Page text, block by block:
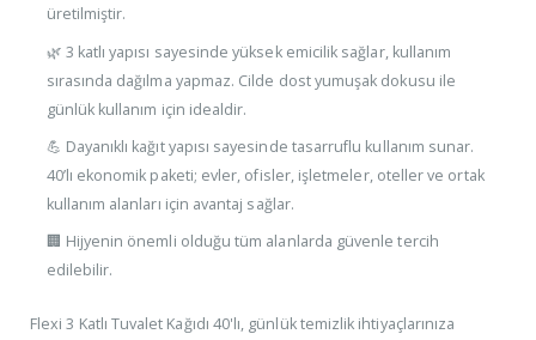
üretilmiştir.
🌿 3 katlı yapısı sayesinde yüksek emicilik sağlar, kullanım
sırasında dağılma yapmaz. Cilde dost yumuşak dokusu ile
günlük kullanım için idealdir.
💪 Dayanıklı kağıt yapısı sayesinde tasarruflu kullanım sunar.
40’lı ekonomik paketi; evler, ofisler, işletmeler, oteller ve ortak
kullanım alanları için avantaj sağlar.
🏢 Hijyenin önemli olduğu tüm alanlarda güvenle tercih
edilebilir.
Flexi 3 Katlı Tuvalet Kağıdı 40'lı, günlük temizlik ihtiyaçlarınıza